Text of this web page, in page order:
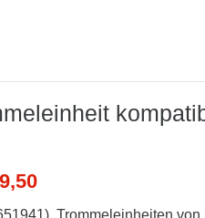
Trommeleinheiten von